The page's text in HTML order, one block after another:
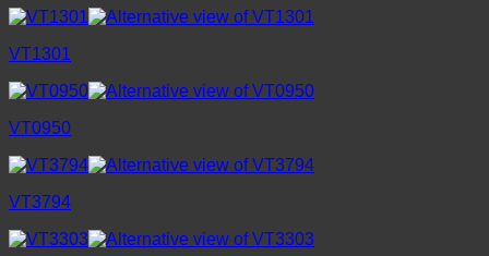
VT1301
VT0950
VT3794